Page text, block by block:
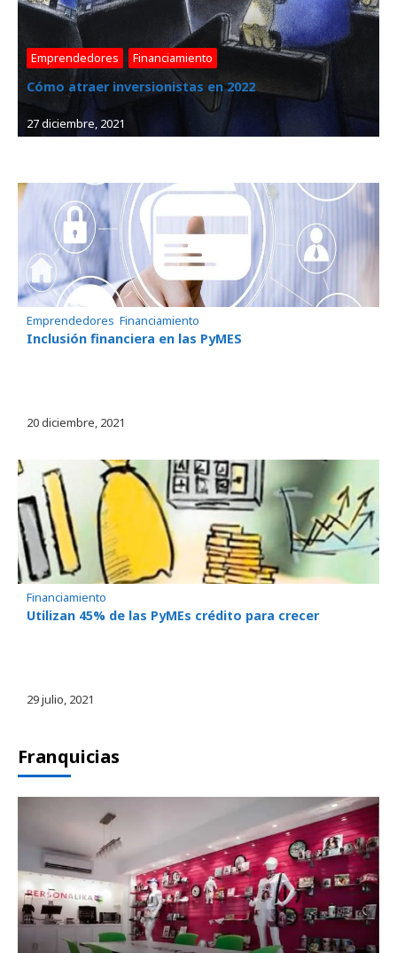
Emprendedores Financiamiento
Cómo atraer inversionistas en 2022
27 diciembre, 2021
Emprendedores Financiamiento
Inclusión financiera en las PyMES
20 diciembre, 2021
Financiamiento
Utilizan 45% de las PyMEs crédito para crecer
29 julio, 2021
Franquicias